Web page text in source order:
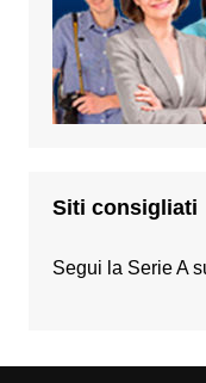
Siti consigliati
Segui la Serie A